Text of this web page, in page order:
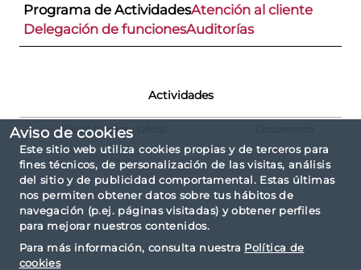
Aviso de cookies
Este sitio web utiliza cookies propias y de terceros para
fines técnicos, de personalización de las visitas, análisis
del sitio y de publicidad comportamental. Estas últimas
nos permiten obtener datos sobre tus hábitos de
navegación (p.ej. páginas visitadas) y obtener perfiles
para mejorar nuestros contenidos.
Para más información, consulta nuestra Política de
cookies
Programa de ActividadesAtención al cliente
Delegación de funcionesAuditorías
Actividades
Fecha Registro Oficial
01/07/2022